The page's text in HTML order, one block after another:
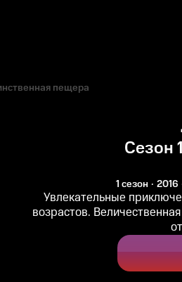
пещера
Сезон
1 сезон 2016
Увлекательные
возрастов.